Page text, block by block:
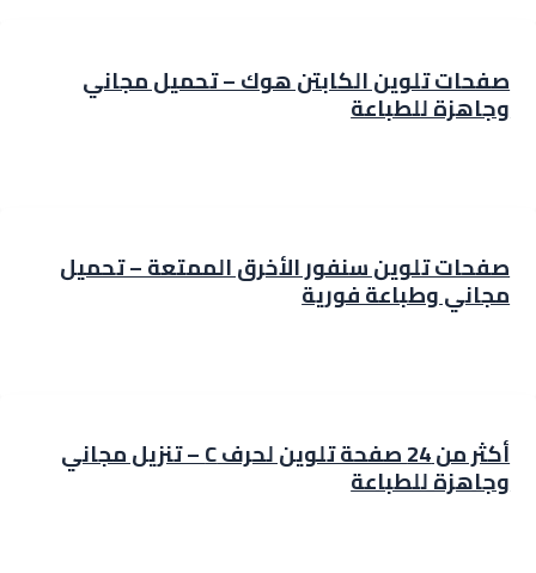
صفحات تلوين الكابتن هوك – تحميل مجاني
وجاهزة للطباعة
صفحات تلوين سنفور الأخرق الممتعة – تحميل
مجاني وطباعة فورية
أكثر من 24 صفحة تلوين لحرف C – تنزيل مجاني
وجاهزة للطباعة